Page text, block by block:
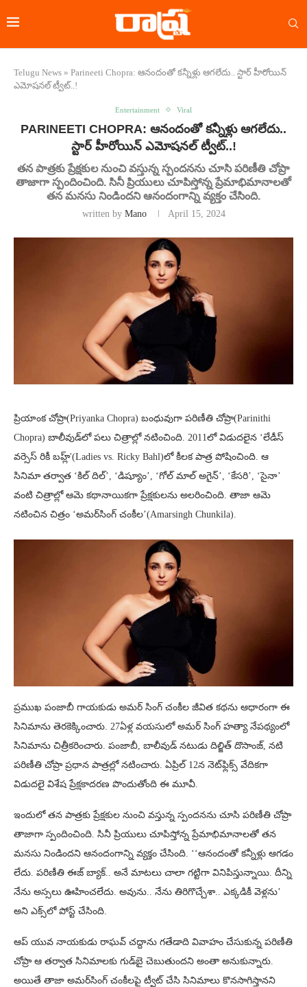
Telugu News » Parineeti Chopra: ఆనందంతో కన్నీళ్లు ఆగలేదు.. స్టార్ హీరోయిన్
ఎమోషనల్ ట్వీట్..!
Entertainment Viral
PARINEETI CHOPRA: ఆనందంతో కన్నీళ్లు ఆగలేదు..
స్టార్ హీరోయిన్ ఎమోషనల్ ట్వీట్..!
తన పాత్రకు ప్రేక్షకుల నుంచి వస్తున్న స్పందనను చూసి పరిణీతి చోప్రా
తాజాగా స్పందించింది. సినీ ప్రియులు చూపిస్తోన్న ప్రేమాభిమానాలతో
తన మనసు నిండిందని ఆనందంగాన్ని వ్యక్తం చేసింది.
written by Mano April 15, 2024
ప్రియాంక చోప్రా(Priyanka Chopra) బంధువుగా పరిణీతి చోప్రా(Parinithi
Chopra) బాలీవుడ్‌లో పలు చిత్రాల్లో నటించింది. 2011లో విడుదలైన ‘లేడీస్
వర్సెస్ రికీ బహ్ల్'(Ladies vs. Ricky Bahl)లో కీలక పాత్ర పోషించింది. ఆ
సినిమా తర్వాత ‘కిల్ దిల్’, ‘డిష్యూం’, ‘గోల్ మాల్ అగైన్’, ‘కేసరి’, ‘సైనా’
వంటి చిత్రాల్లో ఆమె కథానాయికగా ప్రేక్షకులను అలరించింది. తాజా ఆమె
నటించిన చిత్రం ‘అమర్‌సింగ్ చంకీల’(Amarsingh Chunkila).
ప్రముఖ పంజాబీ గాయకుడు అమర్ సింగ్ చంకీల జీవిత కథను ఆధారంగా ఈ
సినిమాను తెరకెక్కించారు. 27ఏళ్ల వయసులో అమర్‌ సింగ్ హత్యా నేపథ్యంలో
సినిమాను చిత్రీకరించారు. పంజాబీ, బాలీవుడ్ నటుడు దిల్జిత్ దొసాంజ్, నటి
పరిణీతి చోప్రా ప్రధాన పాత్రల్లో నటించారు. ఏప్రిల్ 12న నెట్‌ఫ్లిక్స్‌ వేదికగా
విడుదలై విశేష ప్రేక్షకాదరణ పొందుతోంది ఈ మూవీ.
ఇందులో తన పాత్రకు ప్రేక్షకుల నుంచి వస్తున్న స్పందనను చూసి పరిణీతి చోప్రా
తాజాగా స్పందించింది. సినీ ప్రియులు చూపిస్తోన్న ప్రేమాభిమానాలతో తన
మనసు నిండిందని ఆనందంగాన్ని వ్యక్తం చేసింది. ‘‘ఆనందంతో కన్నీళ్లు ఆగడం
లేదు. పరిణీతి ఈజ్ బ్యాక్.. అనే మాటలు చాలా గట్టిగా వినిపిస్తున్నాయి. దీన్ని
నేను అస్సలు ఊహించలేదు. అవును.. నేను తిరిగొచ్చేశా.. ఎక్కడికీ వెళ్లను’
అని ఎక్స్‌లో పోస్ట్ చేసింది.
ఆప్ యువ నాయకుడు రాఘవ్ చద్దాను గతేడాది వివాహం చేసుకున్న పరిణీతి
చోప్రా ఆ తర్వాత సినిమాలకు గుడ్‌బై చెబుతుందని అంతా అనుకున్నారు.
అయితే తాజా అమర్‌సింగ్ చంకీలపై ట్వీట్‌ చేసి సినిమాలు కొనసాగిస్తానని